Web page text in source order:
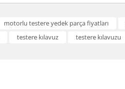
motorlu testere yedek parça fiyatları
testere kılavuz testere kılavuzu